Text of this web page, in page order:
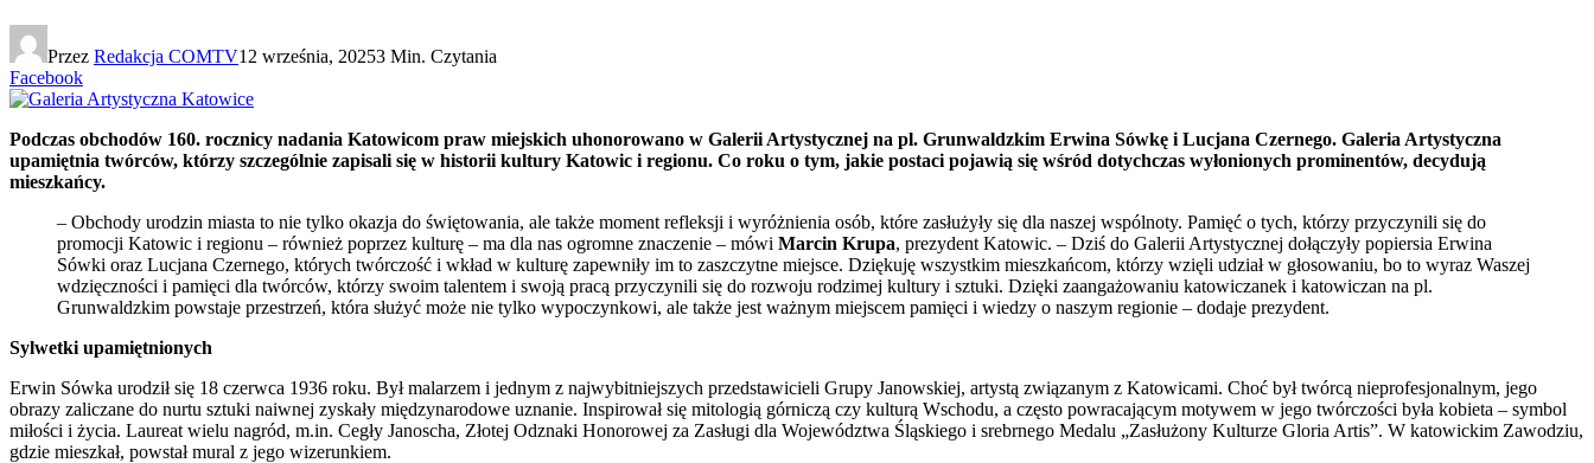
Przez Redakcja COMTV12 września, 20253 Min. Czytania
Facebook
Podczas obchodów 160. rocznicy nadania Katowicom praw miejskich uhonorowano w Galerii Artystycznej na pl. Grunwaldzkim Erwina Sówkę i Lucjana Czernego. Galeria Artystyczna
upamiętnia twórców, którzy szczególnie zapisali się w historii kultury Katowic i regionu. Co roku o tym, jakie postaci pojawią się wśród dotychczas wyłonionych prominentów, decydują
mieszkańcy.
– Obchody urodzin miasta to nie tylko okazja do świętowania, ale także moment refleksji i wyróżnienia osób, które zasłużyły się dla naszej wspólnoty. Pamięć o tych, którzy przyczynili się do
promocji Katowic i regionu – również poprzez kulturę – ma dla nas ogromne znaczenie – mówi Marcin Krupa, prezydent Katowic. – Dziś do Galerii Artystycznej dołączyły popiersia Erwina
Sówki oraz Lucjana Czernego, których twórczość i wkład w kulturę zapewniły im to zaszczytne miejsce. Dziękuję wszystkim mieszkańcom, którzy wzięli udział w głosowaniu, bo to wyraz Waszej
wdzięczności i pamięci dla twórców, którzy swoim talentem i swoją pracą przyczynili się do rozwoju rodzimej kultury i sztuki. Dzięki zaangażowaniu katowiczanek i katowiczan na pl.
Grunwaldzkim powstaje przestrzeń, która służyć może nie tylko wypoczynkowi, ale także jest ważnym miejscem pamięci i wiedzy o naszym regionie – dodaje prezydent.
Sylwetki upamiętnionych
Erwin Sówka urodził się 18 czerwca 1936 roku. Był malarzem i jednym z najwybitniejszych przedstawicieli Grupy Janowskiej, artystą związanym z Katowicami. Choć był twórcą nieprofesjonalnym, jego
obrazy zaliczane do nurtu sztuki naiwnej zyskały międzynarodowe uznanie. Inspirował się mitologią górniczą czy kulturą Wschodu, a często powracającym motywem w jego twórczości była kobieta – symbol
miłości i życia. Laureat wielu nagród, m.in. Cegły Janoscha, Złotej Odznaki Honorowej za Zasługi dla Województwa Śląskiego i srebrnego Medalu „Zasłużony Kulturze Gloria Artis”. W katowickim Zawodziu,
gdzie mieszkał, powstał mural z jego wizerunkiem.